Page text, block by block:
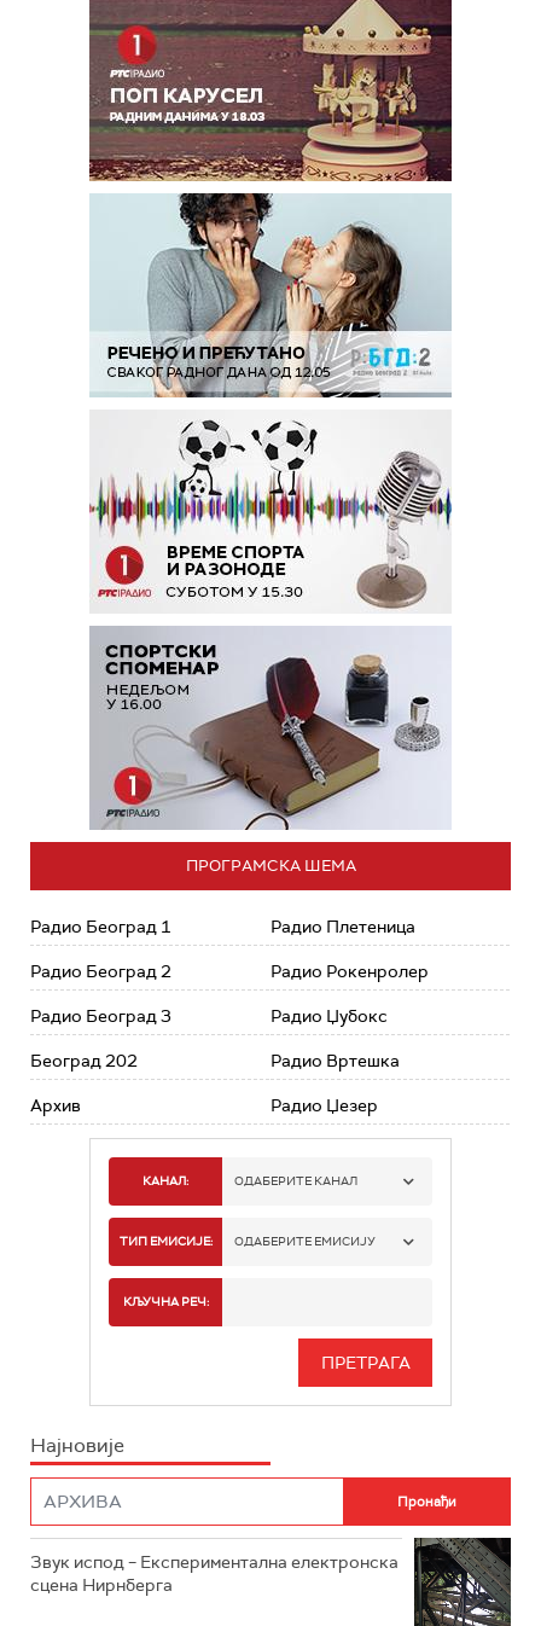
ПРОГРАМСКА ШЕМА
Радио Београд 1
Радио Београд 2
Радио Београд 3
Београд 202
Архив
Радио Плетеница
Радио Рокенролер
Радио Џубокс
Радио Вртешка
Радио Џезер
КАНАЛ: ОДАБЕРИТЕ КАНАЛ
РАДИО БЕОГРАД 1
РАДИО БЕОГРАД 3
РАДИО РОКЕНРОЛЕР
ТИП ЕМИСИЈЕ: ОДАБЕРИТЕ ЕМИСИЈУ
ИНФО
КЉУЧНА РЕЧ:
Најновије
Звук испод – Експериментална електронска
сцена Нирнберга